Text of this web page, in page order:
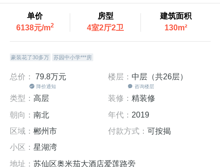
单价
6138元/m2
房型
4室2厅2卫
建筑面积
130m²
豪装花了30多万 苏园中小学***房
总价： 79.8万元
降价通知
楼层： 中层（共26层）
咨询楼层
类型： 高层 装修： 精装修
朝向： 南北 年代： 2019
区域： 郴州市 付款方式： 可按揭
小区： 星湖湾
地址： 苏仙区奥米茄大酒店爱莲路旁